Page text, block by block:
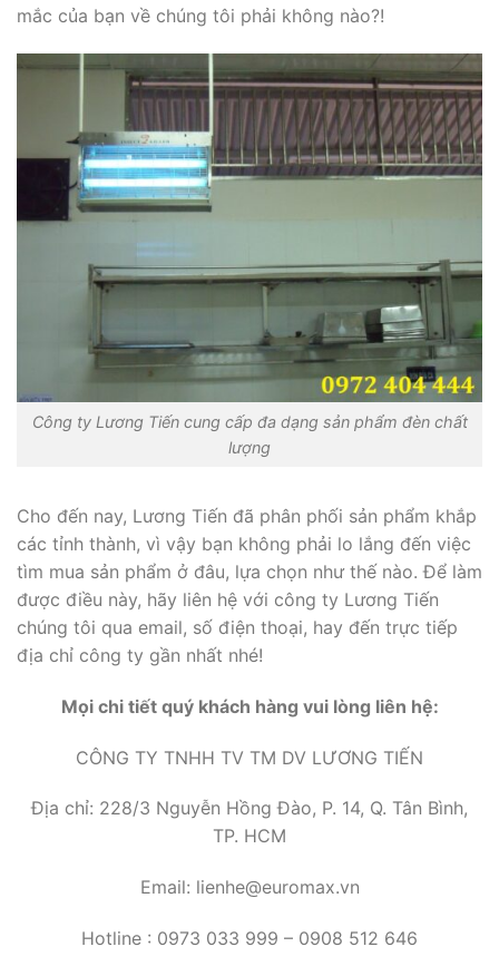
mắc của bạn về chúng tôi phải không nào?!
Công ty Lương Tiến cung cấp đa dạng sản phẩm đèn chất
lượng
Cho đến nay, Lương Tiến đã phân phối sản phẩm khắp
các tỉnh thành, vì vậy bạn không phải lo lắng đến việc
tìm mua sản phẩm ở đâu, lựa chọn như thế nào. Để làm
được điều này, hãy liên hệ với công ty Lương Tiến
chúng tôi qua email, số điện thoại, hay đến trực tiếp
địa chỉ công ty gần nhất nhé!
Mọi chi tiết quý khách hàng vui lòng liên hệ:
CÔNG TY TNHH TV TM DV LƯƠNG TIẾN
Địa chỉ: 228/3 Nguyễn Hồng Đào, P. 14, Q. Tân Bình,
TP. HCM
Email: lienhe@euromax.vn
Hotline : 0973 033 999 – 0908 512 646